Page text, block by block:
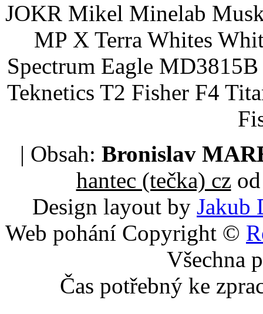
JOKR Mikel Minelab
MP X Terra Whites
Spectrum Eagle
Teknetics T2 Fisher F4
| Obsah: Bronislav
hantec (tečka) czod
Design layout by Jakub
Web pohání Copyright ©
Všechna
Čas potřebný ke